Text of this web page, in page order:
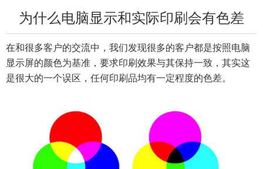
为什么电脑显示和实际印刷会有色差
在和很多客户的交流中，我们发现很多的客户都是按照电脑
显示屏的颜色为基准，要求印刷效果与其保持一致，其实这
是很大的一个误区，任何印刷品均有一定程度的色差。